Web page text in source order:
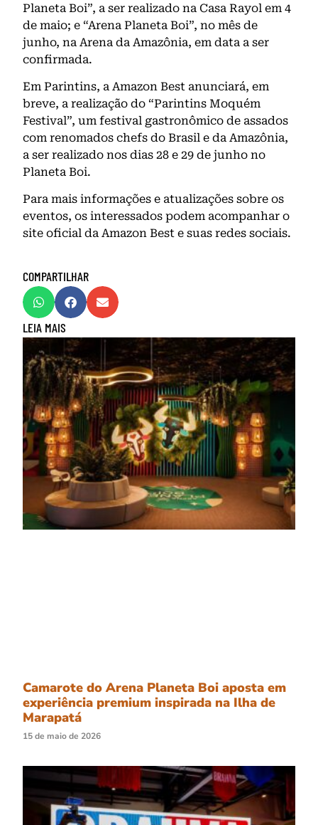
Planeta Boi”, a ser realizado na Casa Rayol em 4
de maio; e “Arena Planeta Boi”, no mês de
junho, na Arena da Amazônia, em data a ser
confirmada.
Em Parintins, a Amazon Best anunciará, em
breve, a realização do “Parintins Moquém
Festival”, um festival gastronômico de assados
com renomados chefs do Brasil e da Amazônia,
a ser realizado nos dias 28 e 29 de junho no
Planeta Boi.
Para mais informações e atualizações sobre os
eventos, os interessados podem acompanhar o
site oficial da Amazon Best e suas redes sociais.
COMPARTILHAR
LEIA MAIS
Camarote do Arena Planeta Boi aposta em
experiência premium inspirada na Ilha de
Marapatá
15 de maio de 2026